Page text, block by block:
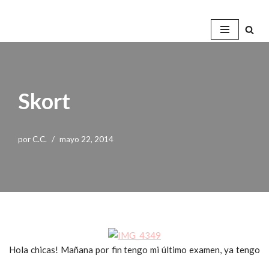
Skort
por C.C. mayo 22, 2014
Hola chicas! Mañana por fin tengo mi último examen, ya tengo